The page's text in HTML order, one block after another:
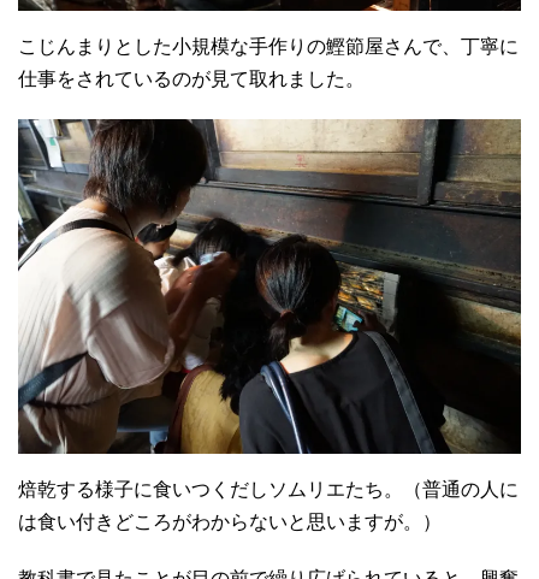
こじんまりとした小規模な手作りの鰹節屋さんで、丁寧に
仕事をされているのが見て取れました。
焙乾する様子に食いつくだしソムリエたち。（普通の人に
は食い付きどころがわからないと思いますが。）